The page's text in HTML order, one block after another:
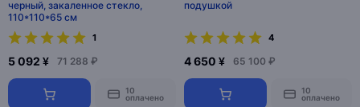
черный, закаленное стекло,
110*110*65 см
1
5 092 ¥ 71 288 ₽
10
оплачено
подушкой
4
4 650 ¥ 65 100 ₽
10
оплачено